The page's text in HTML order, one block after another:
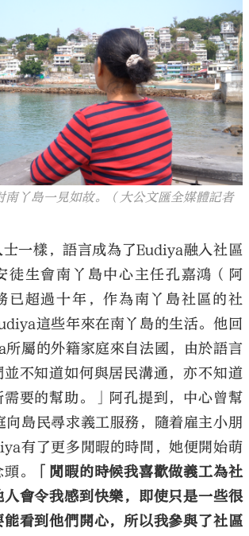
南丫島一見如故。（大公文匯全媒體記者
士一樣，語言成為了Eudiya融入社區
徒生會南丫島中心主任孔嘉鴻（阿
已超過十年，作為南丫島社區的社
這些年來在南丫島的生活。他回
屬的外籍家庭來自法國，由於語言
不知道如何與居民溝通，亦不知道
要的幫助。」阿孔提到，中心曾幫
島民尋求義工服務，隨着雇主小朋
有了更多閒暇的時間，她便開始萌
。
「閒暇的時候我喜歡做義工為社
人會令我感到快樂，即使只是一些很
看到他們開心，所以我參與了社區